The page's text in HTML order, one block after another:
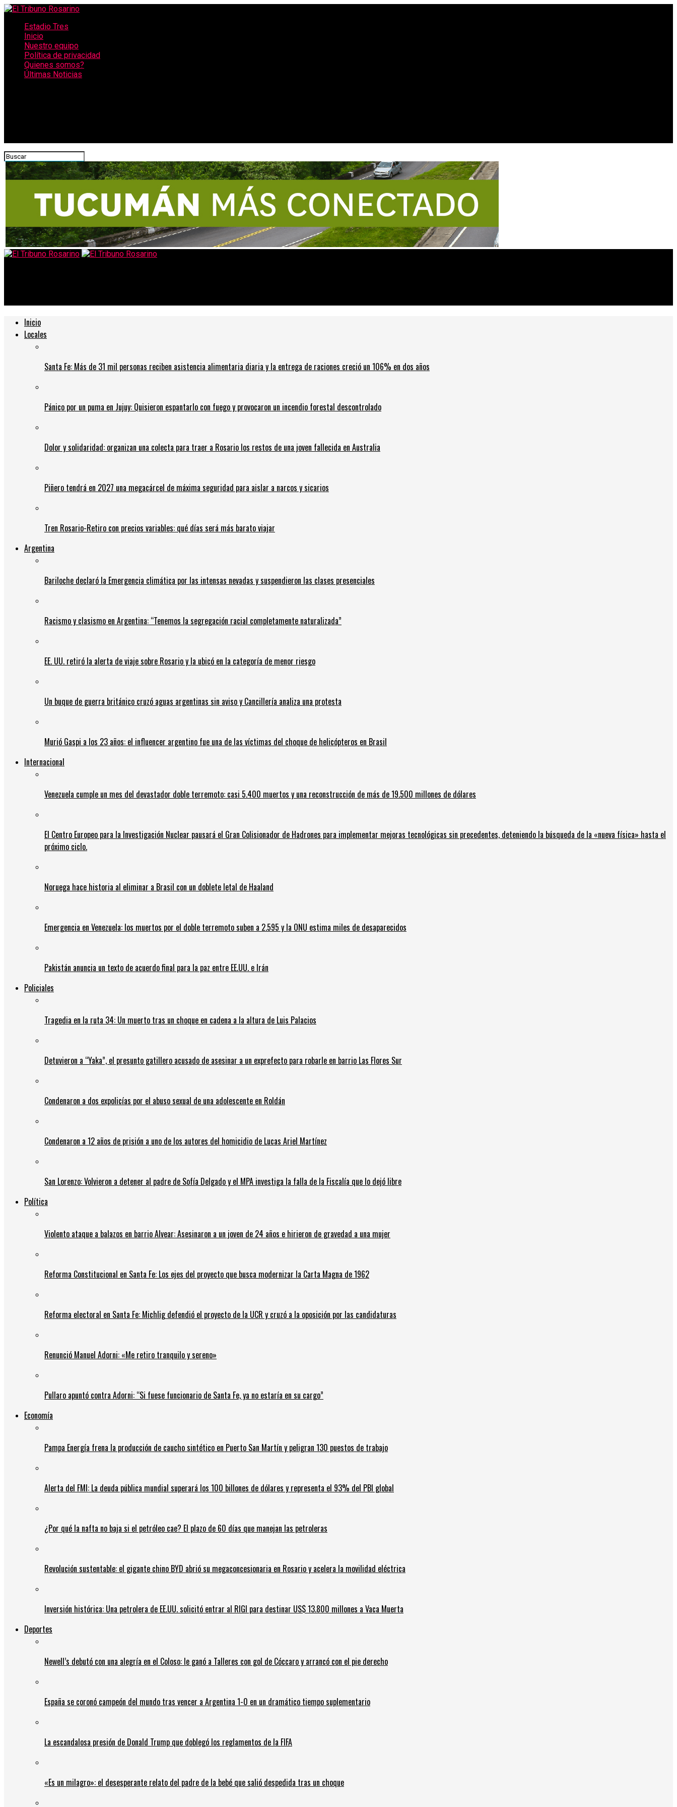
Estadio Tres
Inicio
Nuestro equipo
Política de privacidad
Quienes somos?
Últimas Noticias
Inicio
Locales
Santa Fe: Más de 31 mil personas reciben asistencia alimentaria diaria y la entrega de raciones creció un 106% en dos años
Pánico por un puma en Jujuy: Quisieron espantarlo con fuego y provocaron un incendio forestal descontrolado
Dolor y solidaridad: organizan una colecta para traer a Rosario los restos de una joven fallecida en Australia
Piñero tendrá en 2027 una megacárcel de máxima seguridad para aislar a narcos y sicarios
Tren Rosario-Retiro con precios variables: qué días será más barato viajar
Argentina
Bariloche declaró la Emergencia climática por las intensas nevadas y suspendieron las clases presenciales
Racismo y clasismo en Argentina: “Tenemos la segregación racial completamente naturalizada”
EE. UU. retiró la alerta de viaje sobre Rosario y la ubicó en la categoría de menor riesgo
Un buque de guerra británico cruzó aguas argentinas sin aviso y Cancillería analiza una protesta
Murió Gaspi a los 23 años: el influencer argentino fue una de las víctimas del choque de helicópteros en Brasil
Internacional
Venezuela cumple un mes del devastador doble terremoto: casi 5.400 muertos y una reconstrucción de más de 19.500 millones de dólares
El Centro Europeo para la Investigación Nuclear pausará el Gran Colisionador de Hadrones para implementar mejoras tecnológicas sin precedentes, deteniendo la búsqueda de la «nueva física» hasta el
próximo ciclo.
Noruega hace historia al eliminar a Brasil con un doblete letal de Haaland
Emergencia en Venezuela: los muertos por el doble terremoto suben a 2.595 y la ONU estima miles de desaparecidos
Pakistán anuncia un texto de acuerdo final para la paz entre EE.UU. e Irán
Policiales
Tragedia en la ruta 34: Un muerto tras un choque en cadena a la altura de Luis Palacios
Detuvieron a “Yaka”, el presunto gatillero acusado de asesinar a un exprefecto para robarle en barrio Las Flores Sur
Condenaron a dos expolicías por el abuso sexual de una adolescente en Roldán
Condenaron a 12 años de prisión a uno de los autores del homicidio de Lucas Ariel Martínez
San Lorenzo: Volvieron a detener al padre de Sofía Delgado y el MPA investiga la falla de la Fiscalía que lo dejó libre
Política
Violento ataque a balazos en barrio Alvear: Asesinaron a un joven de 24 años e hirieron de gravedad a una mujer
Reforma Constitucional en Santa Fe: Los ejes del proyecto que busca modernizar la Carta Magna de 1962
Reforma electoral en Santa Fe: Michlig defendió el proyecto de la UCR y cruzó a la oposición por las candidaturas
Renunció Manuel Adorni: «Me retiro tranquilo y sereno»
Pullaro apuntó contra Adorni: “Si fuese funcionario de Santa Fe, ya no estaría en su cargo”
Economía
Pampa Energía frena la producción de caucho sintético en Puerto San Martín y peligran 130 puestos de trabajo
Alerta del FMI: La deuda pública mundial superará los 100 billones de dólares y representa el 93% del PBI global
¿Por qué la nafta no baja si el petróleo cae? El plazo de 60 días que manejan las petroleras
Revolución sustentable: el gigante chino BYD abrió su megaconcesionaria en Rosario y acelera la movilidad eléctrica
Inversión histórica: Una petrolera de EE.UU. solicitó entrar al RIGI para destinar US$ 13.800 millones a Vaca Muerta
Deportes
Newell’s debutó con una alegría en el Coloso: le ganó a Talleres con gol de Cóccaro y arrancó con el pie derecho
España se coronó campeón del mundo tras vencer a Argentina 1-0 en un dramático tiempo suplementario
La escandalosa presión de Donald Trump que doblegó los reglamentos de la FIFA
«Es un milagro»: el desesperante relato del padre de la bebé que salió despedida tras un choque